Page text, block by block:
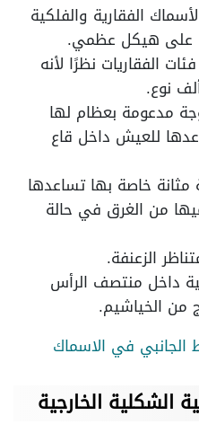
الفقارية والفلكية
على هيكل عظمي.
الفقاريات نظرًا لأنه
مدعومة بعظام لها
للعيش داخل قاع
خاصة بها تساعدها
من الغرق في حالة
الزعنفة.
داخل منتصف الرأس
من الخياشيم.
في الاسماك
الشكلية الخارجية